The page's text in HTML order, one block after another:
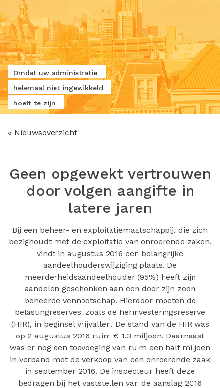
Omdat uw administratie
helemaal niet ingewikkeld
hoeft te zijn
« Nieuwsoverzicht
Geen opgewekt vertrouwen
door volgen aangifte in
latere jaren
Bij een beheer- en exploitatiemaatschappij, die zich
bezighoudt met de exploitatie van onroerende zaken,
vindt in augustus 2016 een belangrijke
aandeelhouderswijziging plaats. De
meerderheidsaandeelhouder (95%) heeft zijn
aandelen geschonken aan een door zijn zoon
beheerde vennootschap. Hierdoor moeten de
belastingreserves, zoals de herinvesteringsreserve
(HIR), in beginsel vrijvallen. De stand van de HIR was
op 2 augustus 2016 ruim € 1,3 miljoen. Daarnaast
was er nog een toevoeging van ruim een half miljoen
in verband met de verkoop van een onroerende zaak
in september 2016. De inspecteur heeft deze
bedragen bij het vaststellen van de aanslag 2016